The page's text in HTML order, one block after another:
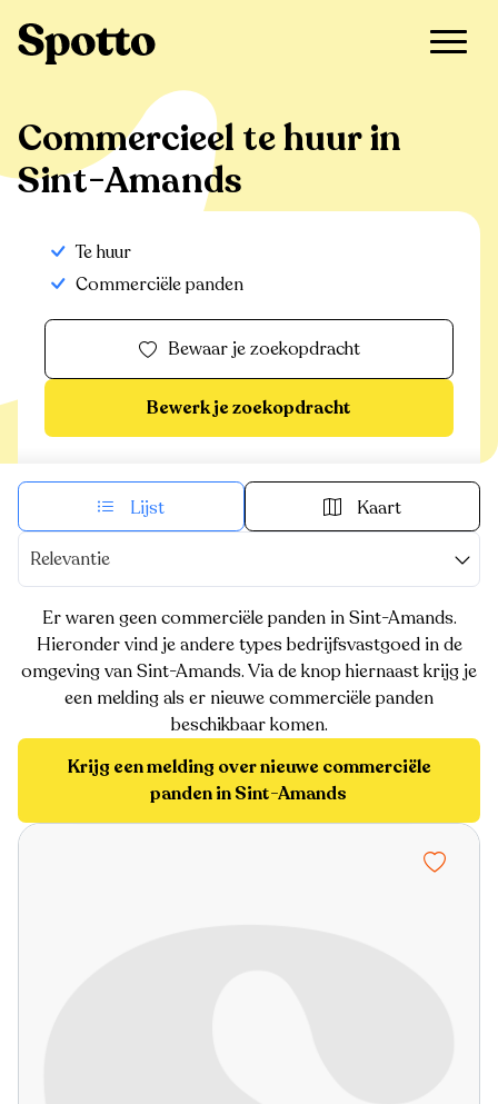
Sint-Amands
Commercieel te huur in
Sint-Amands
Te huur
Commerciële panden
Bewaar je zoekopdracht
Bewerk je zoekopdracht
Lijst Kaart
Relevantie
Er waren geen commerciële panden in Sint-Amands.
Hieronder vind je andere types bedrijfsvastgoed in de
omgeving van Sint-Amands. Via de knop hiernaast krijg je
een melding als er nieuwe commerciële panden
beschikbaar komen.
Krijg een melding over nieuwe commerciële
panden in Sint-Amands